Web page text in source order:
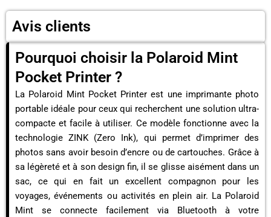
Avis clients
Pourquoi choisir la Polaroid Mint
Pocket Printer ?
La Polaroid Mint Pocket Printer est une imprimante photo
portable idéale pour ceux qui recherchent une solution ultra-
compacte et facile à utiliser. Ce modèle fonctionne avec la
technologie ZINK (Zero Ink), qui permet d’imprimer des
photos sans avoir besoin d’encre ou de cartouches. Grâce à
sa légèreté et à son design fin, il se glisse aisément dans un
sac, ce qui en fait un excellent compagnon pour les
voyages, événements ou activités en plein air. La Polaroid
Mint se connecte facilement via Bluetooth à votre